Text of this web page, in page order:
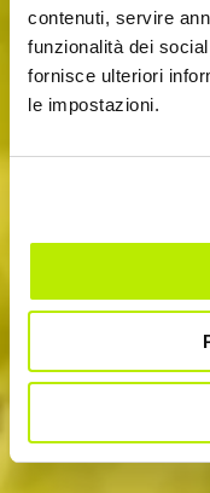
contenuti, servire
funzionalità dei
fornisce ulteriori
le impostazioni.